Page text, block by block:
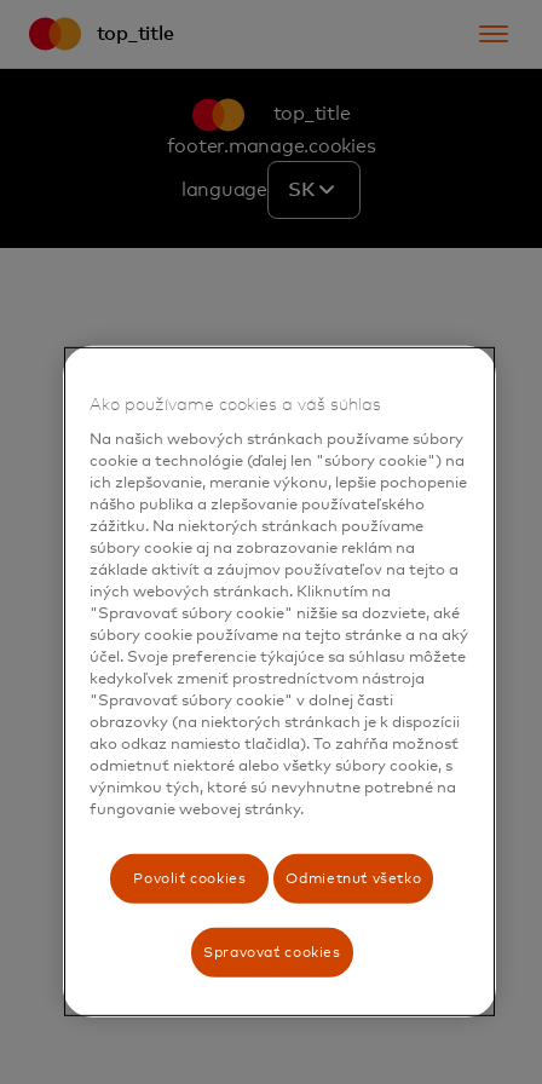
top_title
top_title
footer.manage.cookies
language SK
Ako používame cookies a váš súhlas
Na našich webových stránkach používame súbory
cookie a technológie (ďalej len "súbory cookie") na
ich zlepšovanie, meranie výkonu, lepšie pochopenie
nášho publika a zlepšovanie používateľského
zážitku. Na niektorých stránkach používame
súbory cookie aj na zobrazovanie reklám na
základe aktivít a záujmov používateľov na tejto a
iných webových stránkach. Kliknutím na
"Spravovať súbory cookie" nižšie sa dozviete, aké
súbory cookie používame na tejto stránke a na aký
účel. Svoje preferencie týkajúce sa súhlasu môžete
kedykoľvek zmeniť prostredníctvom nástroja
"Spravovať súbory cookie" v dolnej časti
obrazovky (na niektorých stránkach je k dispozícii
ako odkaz namiesto tlačidla). To zahŕňa možnosť
odmietnuť niektoré alebo všetky súbory cookie, s
výnimkou tých, ktoré sú nevyhnutne potrebné na
fungovanie webovej stránky.
Povoliť cookies Odmietnuť všetko
Spravovať cookies